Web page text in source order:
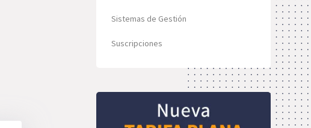
Sistemas de Gestión
Suscripciones